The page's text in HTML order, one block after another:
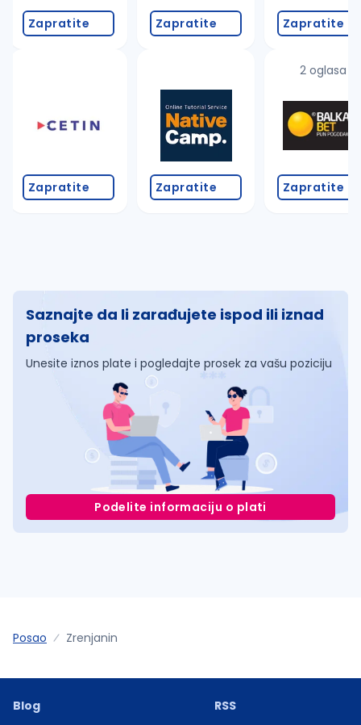
Zapratite
Zapratite
Zapratite
Zapratite
Zapratite
2 oglasa
Zapratite
Saznajte da li zarađujete ispod ili iznad
proseka
Unesite iznos plate i pogledajte prosek za vašu poziciju
Podelite informaciju o plati
Posao Zrenjanin
Blog
RSS